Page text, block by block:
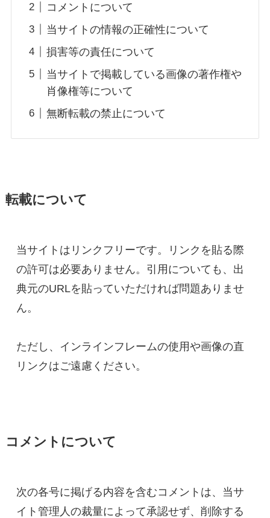
コメントについて
当サイトの情報の正確性について
損害等の責任について
当サイトで掲載している画像の著作権や
肖像権等について
無断転載の禁止について
転載について
当サイトはリンクフリーです。リンクを貼る際
の許可は必要ありません。引用についても、出
典元のURLを貼っていただければ問題ありませ
ん。
ただし、インラインフレームの使用や画像の直
リンクはご遠慮ください。
コメントについて
次の各号に掲げる内容を含むコメントは、当サ
イト管理人の裁量によって承認せず、削除する